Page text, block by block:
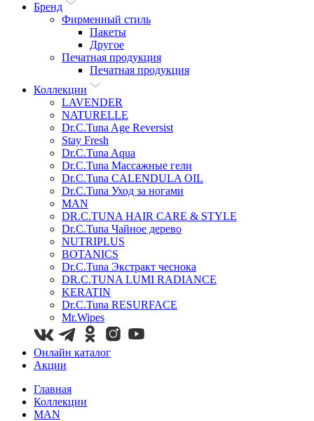
Бренд
Фирменный стиль
Пакеты
Другое
Печатная продукция
Печатная продукция
Коллекции
LAVENDER
NATURELLE
Dr.C.Tuna Age Reversist
Stay Fresh
Dr.C.Tuna Aqua
Dr.C.Tuna Массажные гели
Dr.C.Tuna CALENDULA OIL
Dr.C.Tuna Уход за ногами
MAN
DR.C.TUNA HAIR CARE & STYLE
Dr.C.Tuna Чайное дерево
NUTRIPLUS
BOTANICS
Dr.C.Tuna Экстракт чеснока
DR.C.TUNA LUMI RADIANCE
KERATIN
Dr.C.Tuna RESURFACE
Mr.Wipes
Онлайн каталог
Акции
Главная
Коллекции
MAN